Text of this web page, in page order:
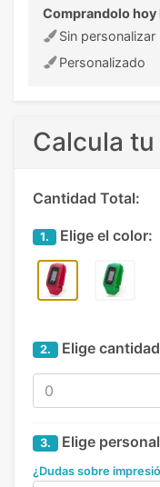
Comprandolo
Sin personalizar
Personalizado
Calcula
Cantidad Total:
1. Elige el color:
2. Elige
3. Elige
¿Dudas sobre